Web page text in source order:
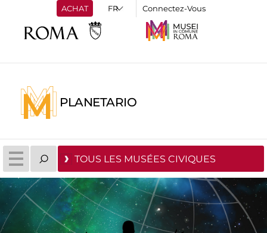
ACHAT Connectez-Vous
PLANETARIO
TOUS LES MUSÉES CIVIQUES